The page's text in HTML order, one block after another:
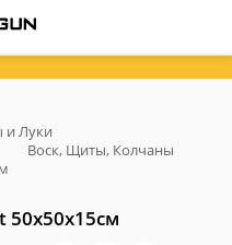
и Луки
Воск, Щиты, Колчаны